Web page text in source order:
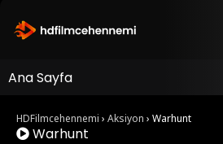
Ana Sayfa
HDFilmcehennemi › Aksiyon › Warhunt
Warhunt